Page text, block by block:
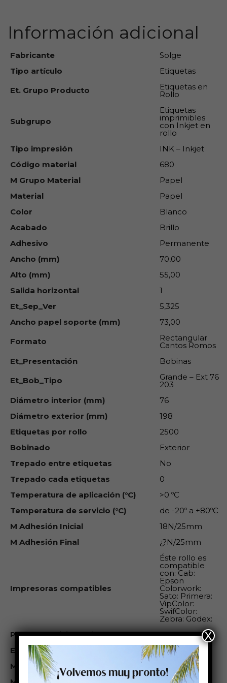
Información adicional
Fabricante
Solge
Tipo artículo
Etiquetas
Et. Grupo Producto
Etiquetas en
Rollo
Subgrupo
Etiquetas
imprimibles
con Inkjet en
rollo
Tipo impresión
INK – Inkjet
Código material
680
M Grupo Material
Papel
Material
Papel
Color
Blanco
Acabado
Brillo
Adhesivo
Permanente
Ancho (mm)
70,00
Alto (mm)
55,00
Salida horizontal
1
Et_Sep_Ver
5,325
Ancho papel soporte (mm)
73,00
Formato
Rectangular
Cantos Romos
Et_Presentación
Bobinas
Et_Bob_Tipo
Grande – Ext 76
203
Diámetro interior (mm)
76
Diámetro exterior (mm)
198
Etiquetas por rollo
2500
Bobinado
Exterior
Trepado entre etiquetas
No
Trepado cada etiquetas
0
Temperatura de aplicación (°C)
>0 ºC
Temperatura de servicio (°C)
de -20º a +80ºC
M Adhesión Inicial
18N/25mm
M Adhesión Final
¿?N/25mm
Impresoras compatibles
Éste rollo es
compatible
con: Cab:
Epson
Colorwork:
Sato: Primera:
VipColor:
SwifColor:
Zebra: Godex:
Plazo aprovisionamiento
10
Et. Peso Rollo (kg)
1,622
M Térm Directo
No
X